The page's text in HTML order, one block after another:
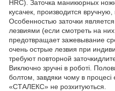
HRC). Заточка маникюрных
кусачек, производится
Особенностью заточки
лезвиями (если смотреть на
предотвращает зажевывание
очень острые лезвия при
требуют повторной
Виключно зручні в роботі.
болтом, завдяки чому в процесі
«СТАЛЕКС» не розхитуються.